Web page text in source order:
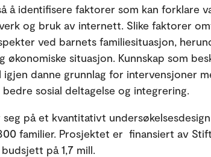
å identifisere faktorer som kan forklare
og bruk av internett. Slike faktorer
ved barnets familiesituasjon,
situasjon. Kunnskap som
danne grunnlag for intervensjoner
sosial deltagelse og integrering.
seg på et kvantitativt
familier. Prosjektet er finansiert av
på 1,7 mill.